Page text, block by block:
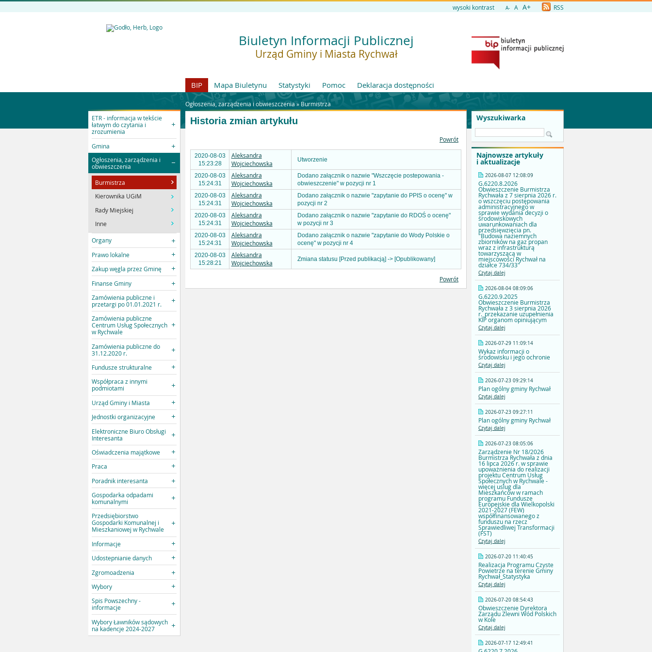
wysoki kontrast A- A A+ RSS
Biuletyn Informacji Publicznej
Urząd Gminy i Miasta Rychwał
BIP Mapa Biuletynu Statystyki Pomoc Deklaracja dostępności
Ogłoszenia, zarządzenia i obwieszczenia » Burmistrza
ETR - informacja w tekście
łatwym do czytania i
zrozumienia
Gmina
Ogłoszenia, zarządzenia i
obwieszczenia
Burmistrza
Kierownika UGiM
Rady Miejskiej
Inne
Organy
Prawo lokalne
Zakup węgla przez Gminę
Finanse Gminy
Zamówienia publiczne i
przetargi po 01.01.2021 r.
Zamówienia publiczne
Centrum Usług Społecznych
w Rychwale
Zamówienia publiczne do
31.12.2020 r.
Fundusze strukturalne
Współpraca z innymi
podmiotami
Urząd Gminy i Miasta
Jednostki organizacyjne
Elektroniczne Biuro Obsługi
Interesanta
Oświadczenia majątkowe
Praca
Poradnik interesanta
Gospodarka odpadami
komunalnymi
Przedsiębiorstwo
Gospodarki Komunalnej i
Mieszkaniowej w Rychwale
Informacje
Udostepnianie danych
Zgromoadzenia
Wybory
Spis Powszechny -
informacje
Wybory Ławników sądowych
na kadencje 2024-2027
Wyszukiwarka
Najnowsze artykuły
i aktualizacje
2026-08-07 12:08:09
G.6220.8.2026
Obwieszczenie Burmistrza
Rychwała z 7 sierpnia 2026 r.
o wszczęciu postępowania
administracyjnego w
sprawie wydania decyzji o
środowiskowych
uwarunkowaniach dla
przedsięwzięcia pn.
"Budowa naziemnych
zbiorników na gaz propan
wraz z infrastrukturą
towarzyszącą w
miejscowości Rychwał na
działce 734/33"
Czytaj dalej
2026-08-04 08:09:06
G.6220.9.2025
Obwieszczenie Burmistrza
Rychwała z 3 sierpnia 2026
r._przekazanie uzupełnienia
KIP organom opiniującym
Czytaj dalej
2026-07-29 11:09:14
Wykaz informacji o
środowisku i jego ochronie
Czytaj dalej
2026-07-23 09:29:14
Plan ogólny gminy Rychwał
Czytaj dalej
2026-07-23 09:27:11
Plan ogólny gminy Rychwał
Czytaj dalej
2026-07-23 08:05:06
Zarządzenie Nr 18/2026
Burmistrza Rychwała z dnia
16 lipca 2026 r. w sprawie
upoważnienia do realizacji
projektu Centrum Usług
Społecznych w Rychwale -
więcej uslug dla
Mieszkańców w ramach
programu Fundusze
Europejskie dla Wielkopolski
2021-2027 (FEW)
współfinansowanego z
funduszu na rzecz
Sprawiedliwej Transformacji
(FST)
Czytaj dalej
2026-07-20 11:40:45
Realizacja Programu Czyste
Powietrze na terenie Gminy
Rychwał_Statystyka
Czytaj dalej
2026-07-20 08:54:43
Obwieszczenie Dyrektora
Zarządu Zlewni Wód Polskich
w Kole
Czytaj dalej
2026-07-17 12:49:41
Historia zmian artykułu
Powrót
2020-08-03
15:23:28
Aleksandra
Wojciechowska
Utworzenie
2020-08-03
15:24:31
Aleksandra
Wojciechowska
Dodano załącznik o nazwie "Wszczęcie postepowania -
obwieszczenie" w pozycji nr 1
2020-08-03
15:24:31
Aleksandra
Wojciechowska
Dodano załącznik o nazwie "zapytanie do PPIS o ocenę" w
pozycji nr 2
2020-08-03
15:24:31
Aleksandra
Wojciechowska
Dodano załącznik o nazwie "zapytanie do RDOŚ o ocenę"
w pozycji nr 3
2020-08-03
15:24:31
Aleksandra
Wojciechowska
Dodano załącznik o nazwie "zapytanie do Wody Polskie o
ocenę" w pozycji nr 4
2020-08-03
15:28:21
Aleksandra
Wojciechowska
Zmiana statusu [Przed publikacją] -> [Opublikowany]
Powrót